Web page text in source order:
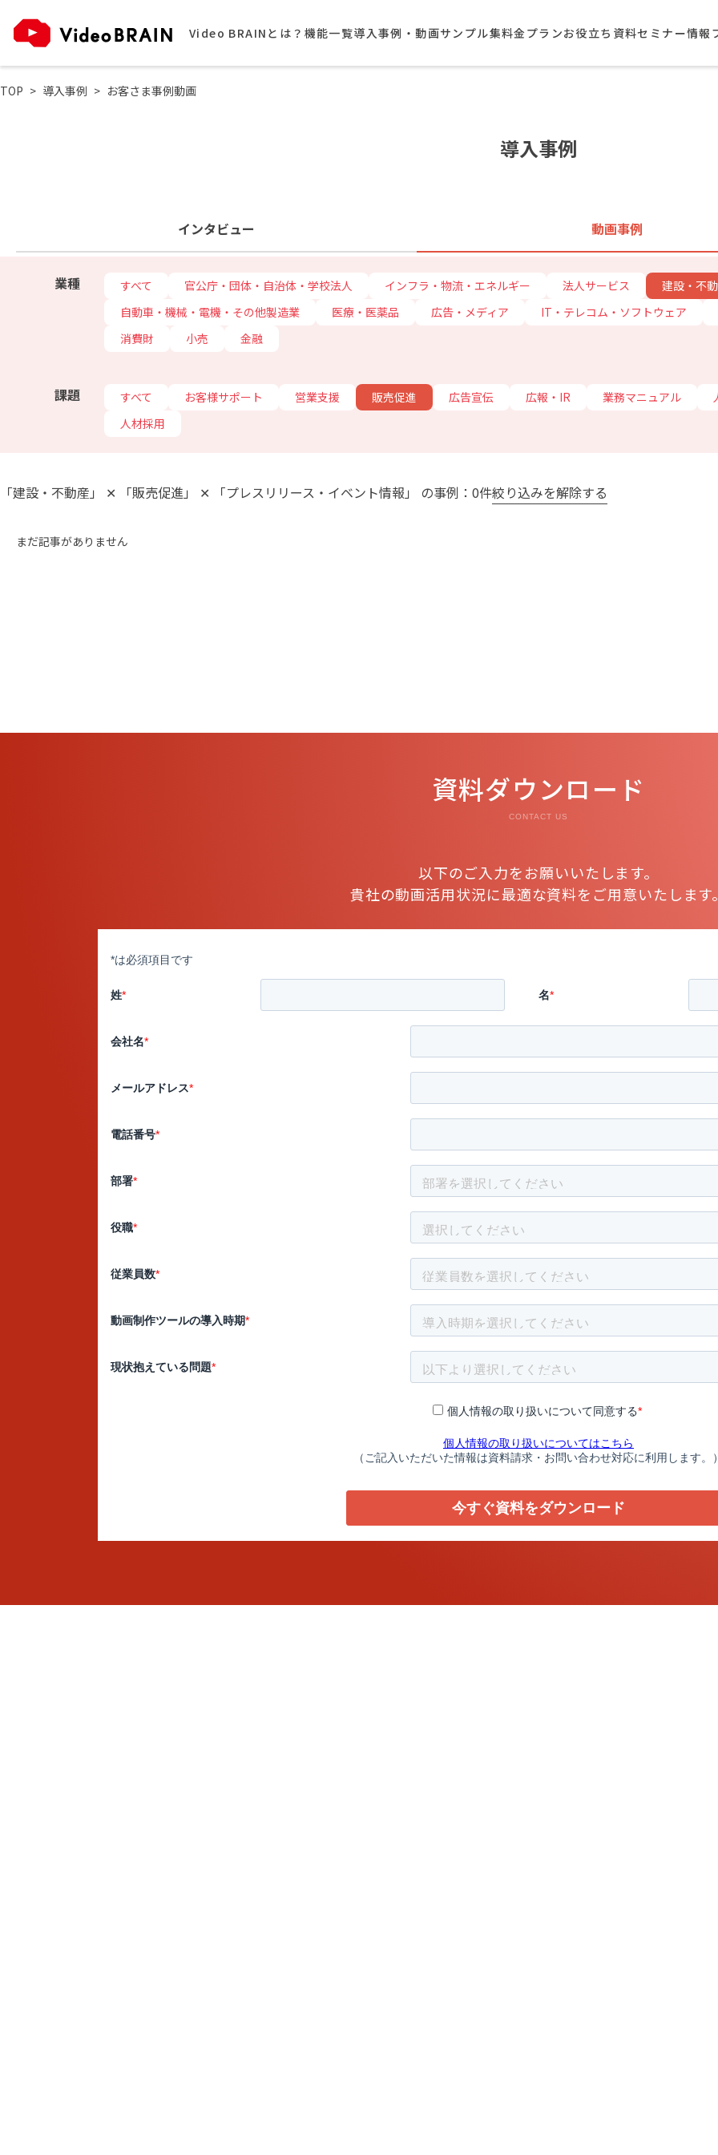
Video BRAINとは？ 機能一覧導入事例・動画サンプル集​料金プランお役立ち資料セミナー情報
TOP 導入事例 お客さま事例動画
導入事例
インタビュー 動画事例
業種 すべて 官公庁・団体・自治体・学校法人 インフラ・物流・エネルギー 法人サービス
建設・不
自動車・機械・電機・その他製造業
医療・医薬品 広告・メディア
IT・テレコム・ソフトウェア
消費財
小売 金融
課題 すべて お客様サポート 営業支援 販売促進 広告宣伝 広報・IR 業務マニュアル
人材採用
「建設・不動産」 ✕ 「販売促進」 ✕ 「プレスリリース・イベント情報」 の事例：0件絞り込みを解除する
まだ記事がありません
資料ダウンロード
CONTACT US
以下のご入力をお願いいたします。
貴社の動画活用状況に最適な資料をご用意いたします